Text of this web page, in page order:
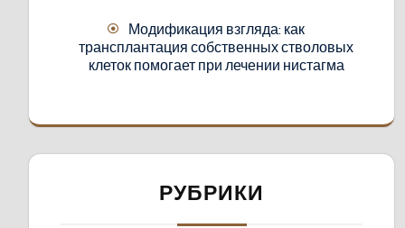
Модификация взгляда: как
трансплантация собственных стволовых
клеток помогает при лечении нистагма
РУБРИКИ